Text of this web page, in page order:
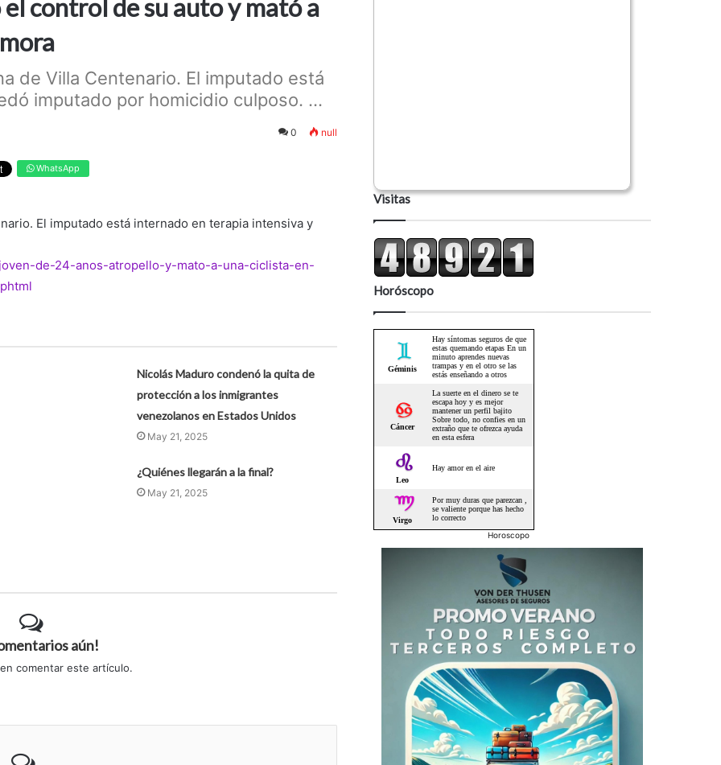
control de su auto y mató a
de Villa Centenario. El imputado está
imputado por homicidio culposo. ...
0 null
WhatsApp
El imputado está internado en terapia intensiva y
de-24-anos-atropello-y-mato-a-una-ciclista-en-
Nicolás Maduro condenó la quita de
protección a los inmigrantes
venezolanos en Estados Unidos
May 21, 2025
¿Quiénes llegarán a la final?
May 21, 2025
aún!
comentar este artículo.
Visitas
Horóscopo
Horoscopo